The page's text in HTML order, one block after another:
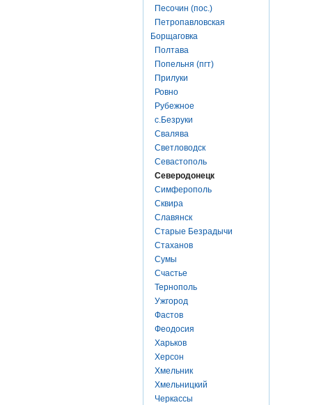
Песочин (пос.)
Петропавловская
Борщаговка
Полтава
Попельня (пгт)
Прилуки
Ровно
Рубежное
с.Безруки
Свалява
Светловодск
Севастополь
Северодонецк
Симферополь
Сквира
Славянск
Старые Безрадычи
Стаханов
Сумы
Счастье
Тернополь
Ужгород
Фастов
Феодосия
Харьков
Херсон
Хмельник
Хмельницкий
Черкассы